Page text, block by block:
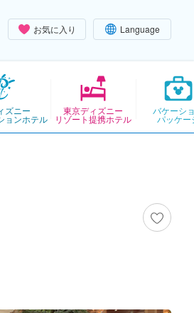
お気に入り Language
ズニー
ョンホテル
東京ディズニー
リゾート提携ホテル
バケーシ
パッケー